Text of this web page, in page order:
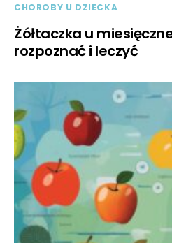
CHOROBY U DZIECKA
Żółtaczka u
rozpoznać i leczyć